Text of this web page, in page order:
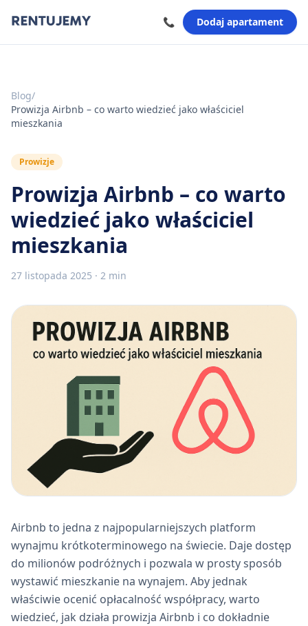
📞 Dodaj apartament
Blog/
Prowizja Airbnb – co warto wiedzieć jako właściciel
mieszkania
Prowizje
Prowizja Airbnb – co warto
wiedzieć jako właściciel
mieszkania
27 listopada 2025 · 2 min
Airbnb to jedna z najpopularniejszych platform
wynajmu krótkoterminowego na świecie. Daje dostęp
do milionów podróżnych i pozwala w prosty sposób
wystawić mieszkanie na wynajem. Aby jednak
właściwie ocenić opłacalność współpracy, warto
wiedzieć, jak działa prowizja Airbnb i co dokładnie